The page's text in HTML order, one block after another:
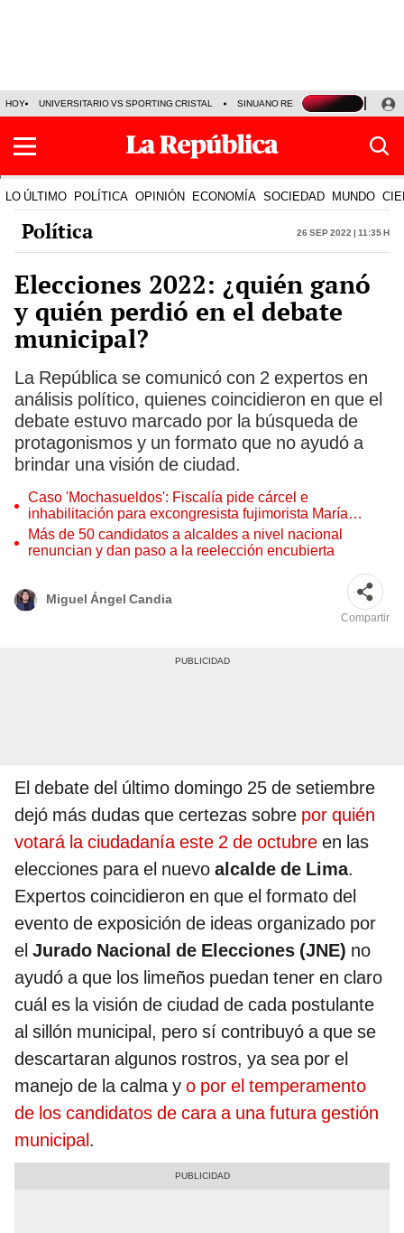
HOY UNIVERSITARIO VS SPORTING CRISTAL SINUANO RESULTADOS HOY
LO ÚLTIMO POLÍTICA OPINIÓN ECONOMÍA SOCIEDAD MUNDO
Política 26 Sep 2022 | 11:35 h
Elecciones 2022: ¿quién ganó
y quién perdió en el debate
municipal?
La República se comunicó con 2 expertos en
análisis político, quienes coincidieron en que el
debate estuvo marcado por la búsqueda de
protagonismos y un formato que no ayudó a
brindar una visión de ciudad.
Caso 'Mochasueldos': Fiscalía pide cárcel e
inhabilitación para excongresista fujimorista María
Cordero Jon Tay
Más de 50 candidatos a alcaldes a nivel nacional
renuncian y dan paso a la reelección encubierta
Miguel Ángel Candia
Compartir
El debate del último domingo 25 de setiembre
dejó más dudas que certezas sobre por quién
votará la ciudadanía este 2 de octubre en las
elecciones para el nuevo alcalde de Lima.
Expertos coincidieron en que el formato del
evento de exposición de ideas organizado por
el Jurado Nacional de Elecciones (JNE) no
ayudó a que los limeños puedan tener en claro
cuál es la visión de ciudad de cada postulante
al sillón municipal, pero sí contribuyó a que se
descartaran algunos rostros, ya sea por el
manejo de la calma y o por el temperamento
de los candidatos de cara a una futura gestión
municipal.